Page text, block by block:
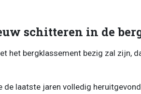
schitteren in de
het bergklassement bezig zal zijn,
de laatste jaren volledig